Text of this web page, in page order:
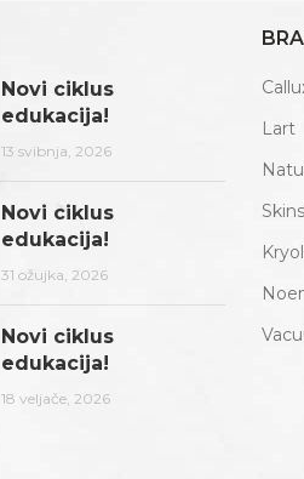
Novi ciklus
edukacija!
13 svibnja, 2026
Novi ciklus
edukacija!
31 ožujka, 2026
Novi ciklus
edukacija!
18 veljače, 2026
Lart